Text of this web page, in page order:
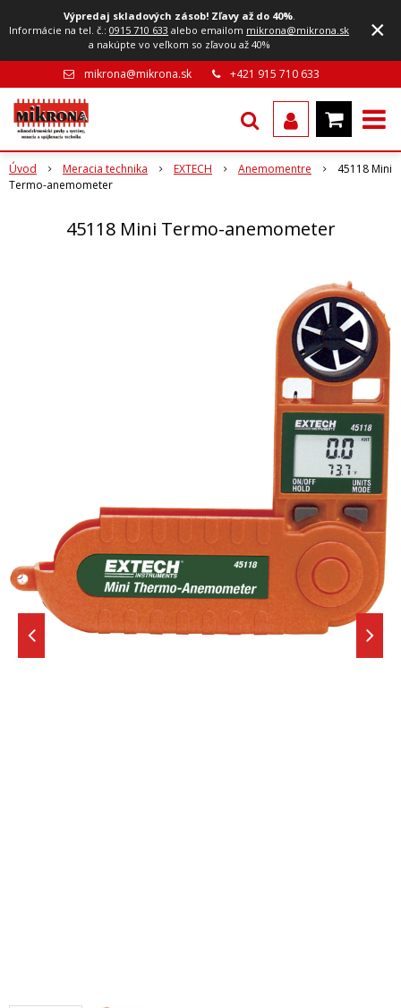
Výpredaj skladových zásob! Zľavy až do 40%.
Informácie na tel. č.:0915 710 633 alebo emailom mikrona@mikrona.sk
a nakúpte vo veľkom so zľavou až 40%
×
mikrona@mikrona.sk +421 915 710 633
Úvod Meracia technika EXTECH Anemomentre
45118 Mini
Termo-anemometer
45118 Mini Termo-anemometer